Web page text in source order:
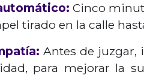
Cinco
tirado en la calle
Antes de juzgar,
para mejorar la